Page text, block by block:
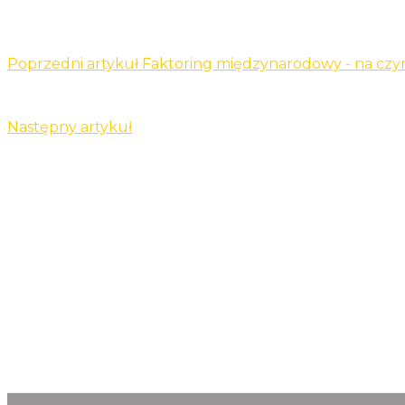
Poprzedni artykuł Faktoring międzynarodowy - na
Następny artykuł